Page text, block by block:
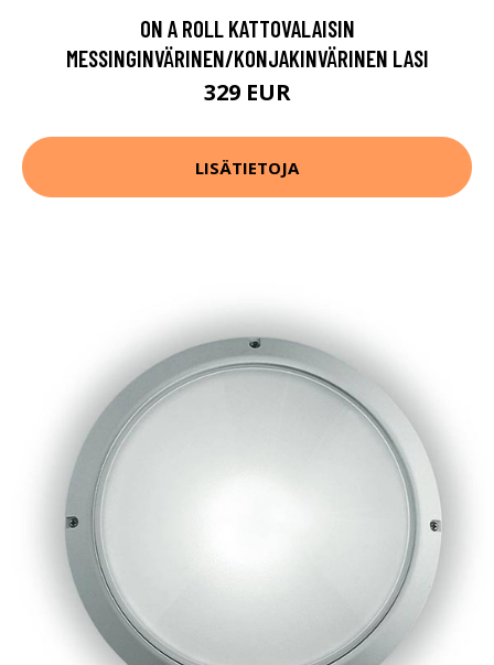
ON A ROLL KATTOVALAISIN
MESSINGINVÄRINEN/KONJAKINVÄRINEN LASI
329 EUR
LISÄTIETOJA